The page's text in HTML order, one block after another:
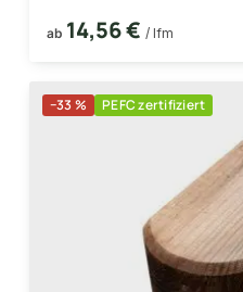
ab 14,56 € / lfm
−33 % PEFC zertifiziert